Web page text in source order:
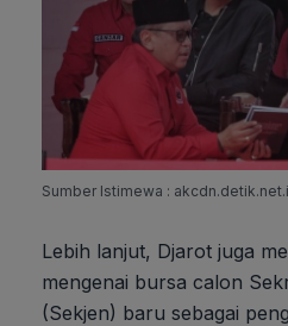
Sumber Istimewa :
Lebih lanjut, Djarot juga
mengenai bursa calon
(Sekjen) baru sebagai